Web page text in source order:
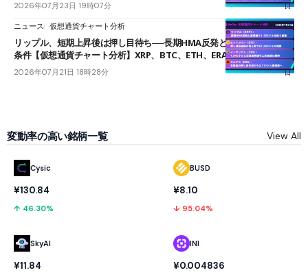
2026年07月23日 19時07分
ニュース 仮想通貨チャート分析
リップル、短期上昇後は押し目待ち──長期HMA反発と雲上抜けが買い
条件【仮想通貨チャート分析】XRP、BTC、ETH、ERA
2026年07月21日 18時28分
変動率の高い銘柄一覧 View All
Cysic
¥130.84
↑ 46.30%
SkyAI
¥11.84
BUSD
¥8.10
↓ 95.04%
INI
¥0.004836